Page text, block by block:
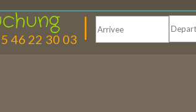
46 22 30 03